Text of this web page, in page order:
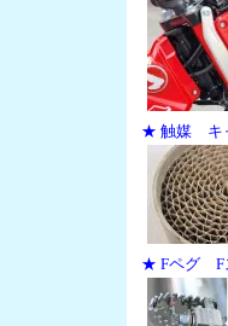
★ 触媒 キ
★ Fペグ F